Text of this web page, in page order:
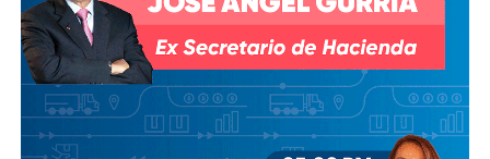
presidenteAndrés Manuel López Obradorrespondió a
una petición del gobernador Ricardo Gallardo Cardona con
un “a lo mejor se lo cambiamos” que no derivó en ningún
trámite documentado; y desde 2025, la Comisión Nacional
del Agua asegura estar “evaluando” el retiro de la
concesión, hasta el momento, sin resolución.